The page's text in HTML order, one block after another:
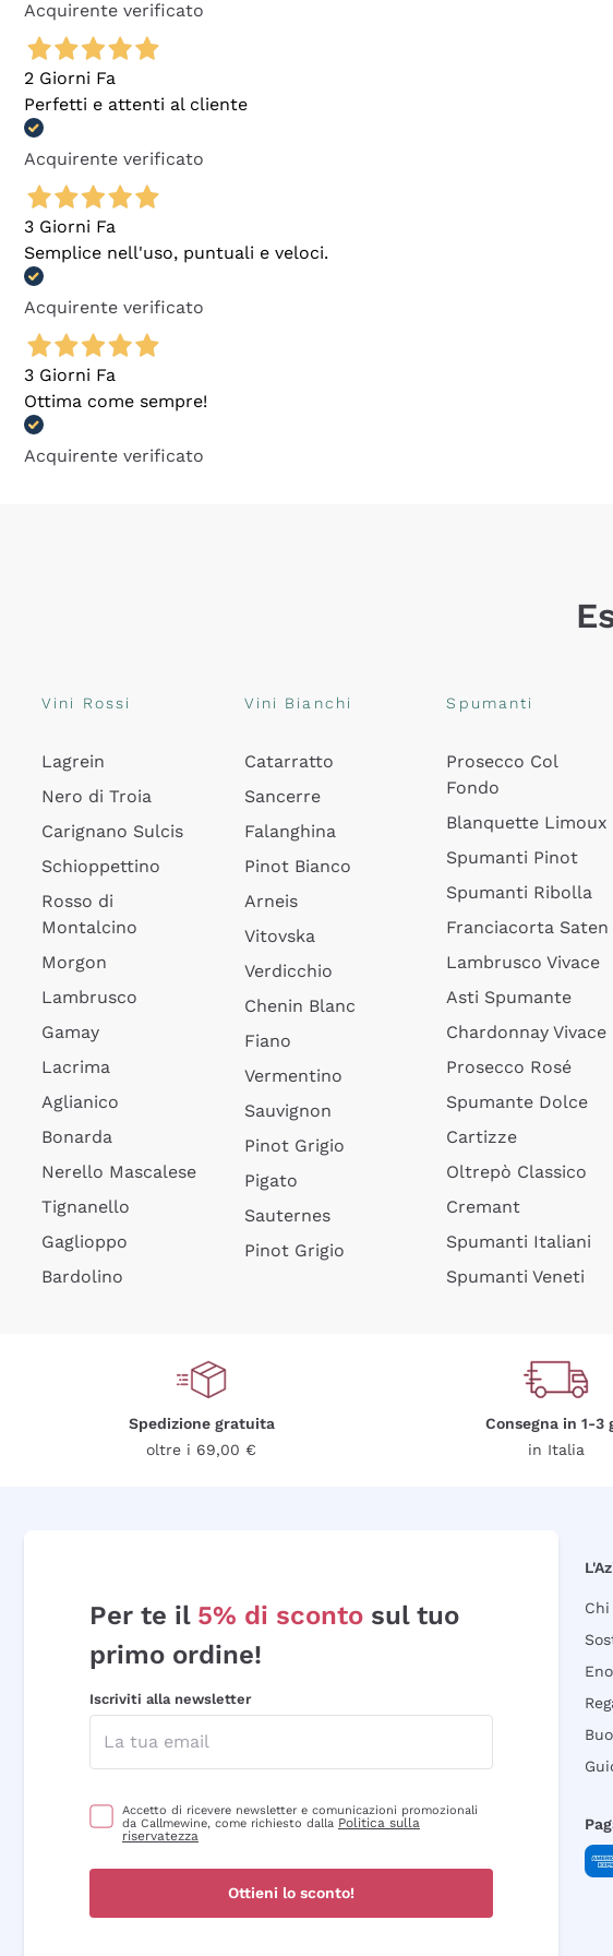
Acquirente verificato
2 Giorni Fa
Perfetti e attenti al cliente
Acquirente verificato
3 Giorni Fa
Semplice nell'uso, puntuali e veloci.
Acquirente verificato
3 Giorni Fa
Ottima come sempre!
Acquirente verificato
Vini Rossi
Lagrein
Nero di Troia
Carignano Sulcis
Schioppettino
Rosso di
Montalcino
Morgon
Lambrusco
Gamay
Lacrima
Aglianico
Bonarda
Nerello Mascalese
Tignanello
Gaglioppo
Bardolino
Vini Bianchi
Catarratto
Sancerre
Falanghina
Pinot Bianco
Arneis
Vitovska
Verdicchio
Chenin Blanc
Fiano
Vermentino
Sauvignon
Pinot Grigio
Pigato
Sauternes
Pinot Grigio
Spumanti
Prosecco Col
Fondo
Blanquette Limoux
Spumanti Pinot
Spumanti Ribolla
Franciacorta Saten
Lambrusco Vivace
Asti Spumante
Chardonnay Vivace
Prosecco Rosé
Spumante Dolce
Cartizze
Oltrepò Classico
Cremant
Spumanti Italiani
Spumanti Veneti
Spedizione gratuita
oltre i 69,00 €
Consegna in 1-3
in Italia
Per te il 5% di sconto sul tuo
primo ordine!
Iscriviti alla newsletter
Accetto di ricevere newsletter e comunicazioni promozionali
da Callmewine, come richiesto dalla Politica sulla
riservatezza
Ottieni lo sconto!